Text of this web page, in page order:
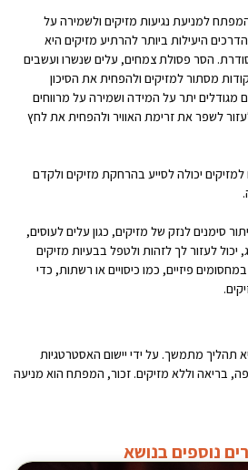
למניעת נגיעות מזיקים ולשמירה על
היעילות ביותר להרתיע מזיקים היא
הסר פסולת צמחים, עלים שנשרו ועשבים
מסתור למזיקים ולהפחית את הסיכון
מגודלים יתר על המידה ושמירה על מרווחים
לעזור לשפר את זרימת האוויר ולהפחית את לחץ
יכולה לסייע בהרחקת מזיקים ולקדם
סימנים לנזק של מזיקים, כגון עלים לעוסים,
יכול לעזור לך לזהות ולטפל בבעיות מזיקים
פיזיים, כמו כיסויים או רשתות, כדי
תהליך מתמשך. על ידי יישום האסטרטגיות
בריאה וללא מזיקים. זכור, המפתח הוא מניעה
נוספים בנושא